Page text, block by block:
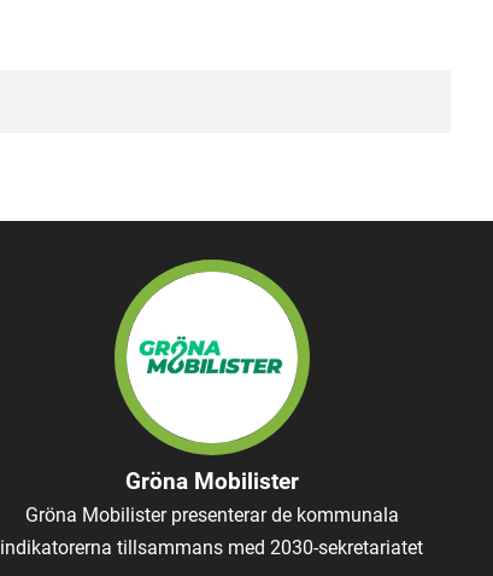
Gröna Mobilister
Gröna Mobilister presenterar de kommunala
indikatorerna tillsammans med 2030-sekretariatet